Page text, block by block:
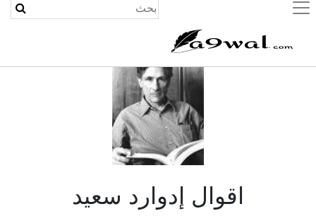
(current)
اقوال إدوارد سعيد